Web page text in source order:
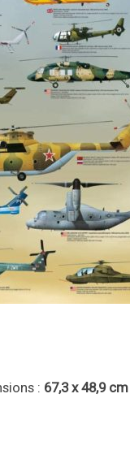
: 67,3 x 48,9 cm